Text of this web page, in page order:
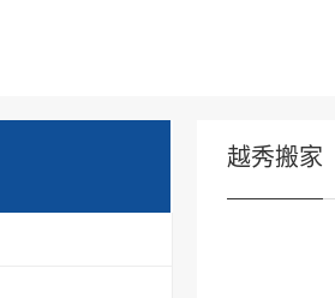
越秀搬家